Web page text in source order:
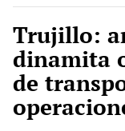
Trujillo:
dinamita
de